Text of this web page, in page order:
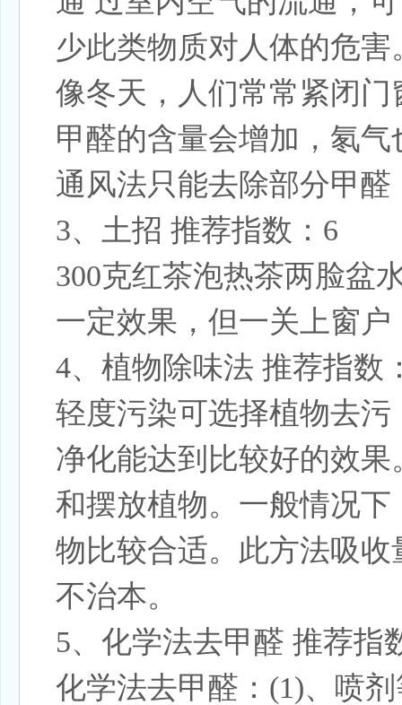
少此类物质对人体的危
像冬天，人们常常紧闭
甲醛的含量会增加，氡
通风法只能去除部分甲
3、土招 推荐指数：6
300克红茶泡热茶两脸盆
一定效果，但一关上窗
4、植物除味法 推荐指数
轻度污染可选择植物去
净化能达到比较好的效
和摆放植物。一般情况
物比较合适。此方法吸
不治本。
5、化学法去甲醛 推荐指
化学法去甲醛：(1)、喷